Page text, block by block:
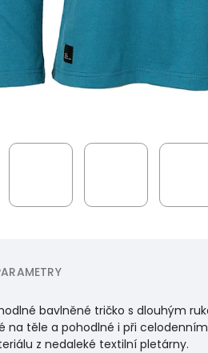
bavlněné tričko s dlouhým
na těle a pohodlné i při
z nedaleké textilní pletárny.